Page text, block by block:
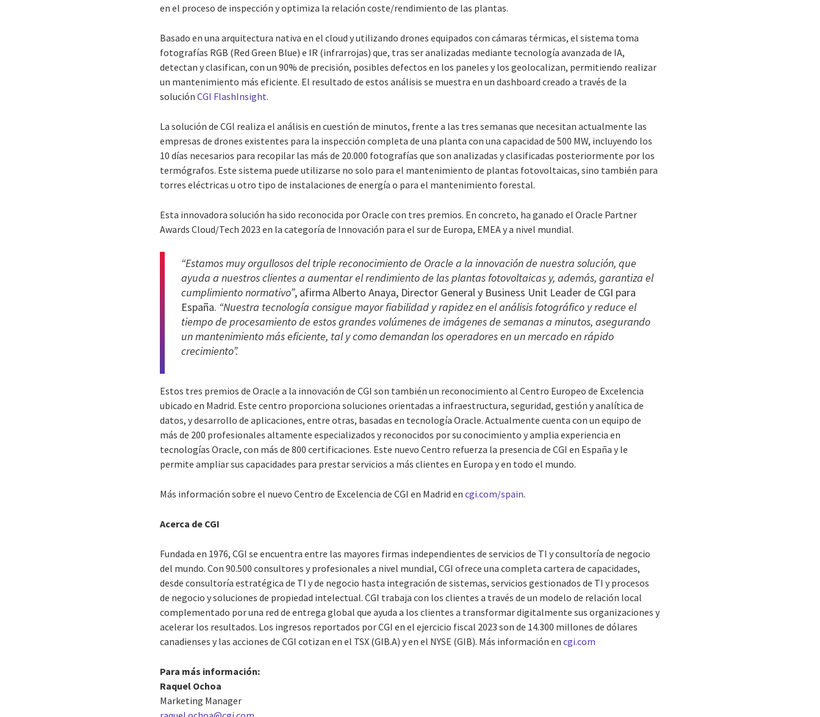
en el proceso de inspección y optimiza la relación coste/rendimiento de las plantas.
Basado en una arquitectura nativa en el cloud y utilizando drones equipados con cámaras térmicas, el sistema toma
fotografías RGB (Red Green Blue) e IR (infrarrojas) que, tras ser analizadas mediante tecnología avanzada de IA,
detectan y clasifican, con un 90% de precisión, posibles defectos en los paneles y los geolocalizan, permitiendo realizar
un mantenimiento más eficiente. El resultado de estos análisis se muestra en un dashboard creado a través de la
soluciónCGI FlashInsight.
La solución de CGI realiza el análisis en cuestión de minutos, frente a las tres semanas que necesitan actualmente las
empresas de drones existentes para la inspección completa de una planta con una capacidad de 500 MW, incluyendo los
10 días necesarios para recopilar las más de 20.000 fotografías que son analizadas y clasificadas posteriormente por los
termógrafos. Este sistema puede utilizarse no solo para el mantenimiento de plantas fotovoltaicas, sino también para
torres eléctricas u otro tipo de instalaciones de energía o para el mantenimiento forestal.
Esta innovadora solución ha sido reconocida por Oracle con tres premios. En concreto, ha ganado el Oracle Partner
Awards Cloud/Tech 2023 en la categoría de Innovación para el sur de Europa, EMEA y a nivel mundial.
“Estamos muy orgullosos del triple reconocimiento de Oracle a la innovación de nuestra solución, que
ayuda a nuestros clientes a aumentar el rendimiento de las plantas fotovoltaicas y, además, garantiza el
cumplimiento normativo”, afirma Alberto Anaya, Director General y Business Unit Leader de CGI para
España. “Nuestra tecnología consigue mayor fiabilidad y rapidez en el análisis fotográfico y reduce el
tiempo de procesamiento de estos grandes volúmenes de imágenes de semanas a minutos, asegurando
un mantenimiento más eficiente, tal y como demandan los operadores en un mercado en rápido
crecimiento”.
Estos tres premios de Oracle a la innovación de CGI son también un reconocimiento al Centro Europeo de Excelencia
ubicado en Madrid. Este centro proporciona soluciones orientadas a infraestructura, seguridad, gestión y analítica de
datos, y desarrollo de aplicaciones, entre otras, basadas en tecnología Oracle. Actualmente cuenta con un equipo de
más de 200 profesionales altamente especializados y reconocidos por su conocimiento y amplia experiencia en
tecnologías Oracle, con más de 800 certificaciones. Este nuevo Centro refuerza la presencia de CGI en España y le
permite ampliar sus capacidades para prestar servicios a más clientes en Europa y en todo el mundo.
Más información sobre el nuevo Centro de Excelencia de CGI en Madrid encgi.com/spain.
Acerca de CGI
Fundada en 1976, CGI se encuentra entre las mayores firmas independientes de servicios de TI y consultoría de negocio
del mundo. Con 90.500 consultores y profesionales a nivel mundial, CGI ofrece una completa cartera de capacidades,
desde consultoría estratégica de TI y de negocio hasta integración de sistemas, servicios gestionados de TI y procesos
de negocio y soluciones de propiedad intelectual. CGI trabaja con los clientes a través de un modelo de relación local
complementado por una red de entrega global que ayuda a los clientes a transformar digitalmente sus organizaciones y
acelerar los resultados. Los ingresos reportados por CGI en el ejercicio fiscal 2023 son de 14.300 millones de dólares
canadienses y las acciones de CGI cotizan en el TSX (GIB.A) y en el NYSE (GIB). Más información encgi.com
Para más información:
Raquel Ochoa
Marketing Manager